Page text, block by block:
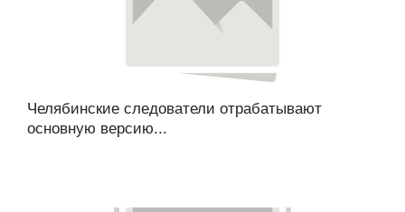
Челябинские следователи отрабатывают
основную версию...